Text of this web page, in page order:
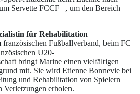
Servette FCCF –, um den Bereich
für Rehabilitation
Fußballverband, beim FC
U20-
bringt Marine einen vielfältigen
mit. Sie wird Etienne Bonnevie bei
und Rehabilitation von Spielern
Verletzungen erholen.